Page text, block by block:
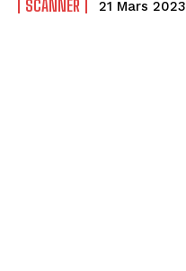
SCANNER 21 Mars 2023